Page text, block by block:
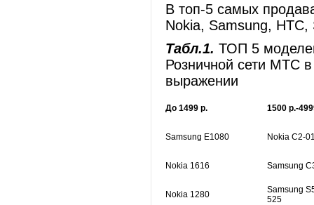
В топ-5 самых
Nokia, Samsung,
Табл.1. ТОП 5
Розничной сети МТС
выражении
До 1499 р. 1500 р.-
Samsung E1080 Nokia C2-
Nokia 1616 Samsung
Nokia 1280
Samsung
525